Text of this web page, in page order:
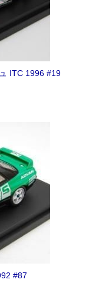
ITC 1996 #19
#87